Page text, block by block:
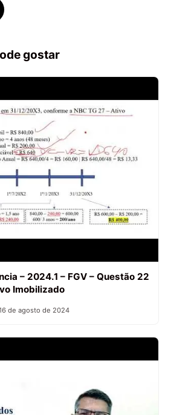
gostar
– 2024.1 – FGV – Questão 22
Imobilizado
de agosto de 2024